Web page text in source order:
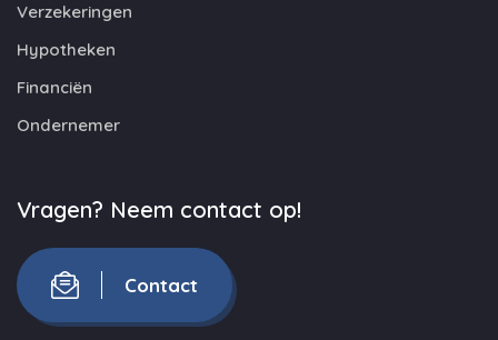
Verzekeringen
Hypotheken
Financiën
Ondernemer
Vragen? Neem contact op!
Contact